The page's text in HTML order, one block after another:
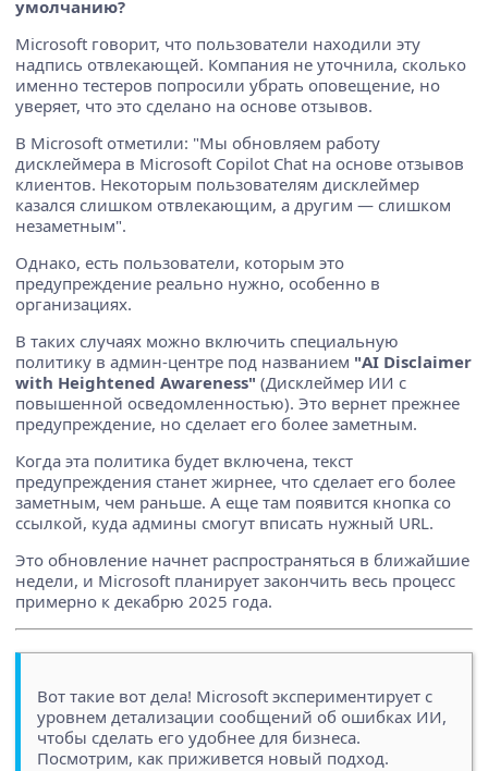
умолчанию?
Microsoft говорит, что пользователи находили эту
надпись отвлекающей. Компания не уточнила, сколько
именно тестеров попросили убрать оповещение, но
уверяет, что это сделано на основе отзывов.
В Microsoft отметили: "Мы обновляем работу
дисклеймера в Microsoft Copilot Chat на основе отзывов
клиентов. Некоторым пользователям дисклеймер
казался слишком отвлекающим, а другим — слишком
незаметным".
Однако, есть пользователи, которым это
предупреждение реально нужно, особенно в
организациях.
В таких случаях можно включить специальную
политику в админ-центре под названием "AI Disclaimer
with Heightened Awareness" (Дисклеймер ИИ с
повышенной осведомленностью). Это вернет прежнее
предупреждение, но сделает его более заметным.
Когда эта политика будет включена, текст
предупреждения станет жирнее, что сделает его более
заметным, чем раньше. А еще там появится кнопка со
ссылкой, куда админы смогут вписать нужный URL.
Это обновление начнет распространяться в ближайшие
недели, и Microsoft планирует закончить весь процесс
примерно к декабрю 2025 года.
Вот такие вот дела! Microsoft экспериментирует с
уровнем детализации сообщений об ошибках ИИ,
чтобы сделать его удобнее для бизнеса.
Посмотрим, как приживется новый подход.